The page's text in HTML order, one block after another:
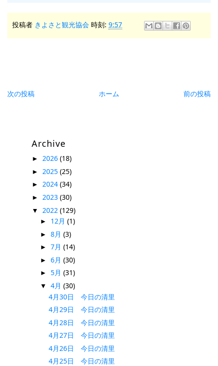
投稿者 きよさと観光協会 時刻: 9:57
次の投稿 前の投稿
ホーム
Archive
► 2026 (18)
► 2025 (25)
► 2024 (34)
► 2023 (30)
▼ 2022 (129)
► 12月 (1)
► 8月 (3)
► 7月 (14)
► 6月 (30)
► 5月 (31)
▼ 4月 (30)
4月30日 今日の清里
4月29日 今日の清里
4月28日 今日の清里
4月27日 今日の清里
4月26日 今日の清里
4月25日 今日の清里